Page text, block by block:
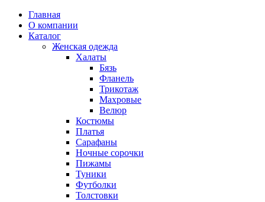
Главная
О компании
Каталог
Женская одежда
Халаты
Бязь
Фланель
Трикотаж
Махровые
Велюр
Костюмы
Платья
Сарафаны
Ночные сорочки
Пижамы
Туники
Футболки
Толстовки